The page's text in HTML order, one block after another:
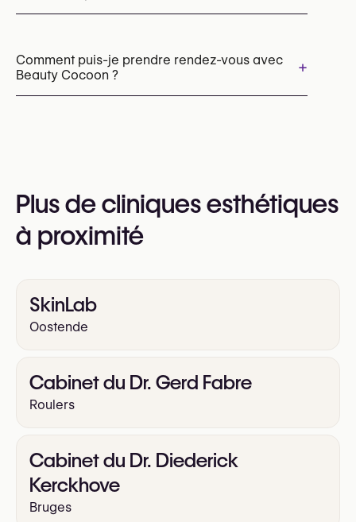
Cryolipolyse (CoolSculpting)
Comment puis-je prendre rendez-vous avec
Beauty Cocoon ?
+
pour plus d’informations
https://beauty-cocoon.be/
Plus de cliniques esthétiques
à proximité
SkinLab
Oostende
Cabinet du Dr. Gerd Fabre
Roulers
Cabinet du Dr. Diederick
Kerckhove
Bruges